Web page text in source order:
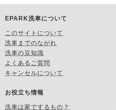
EPARK洗車について
このサイトについて
洗車までのながれ
洗車の豆知識
よくあるご質問
キャンセルについて
お役立ち情報
洗車は家でするもの？